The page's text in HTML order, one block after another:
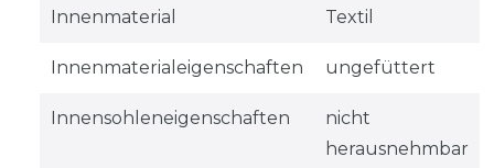
Innenmaterial Textil
Innenmaterialeigenschaften ungefüttert
Innensohleneigenschaften
nicht
herausnehmbar